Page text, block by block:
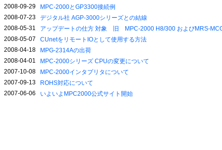
2008-09-29
MPC-2000とGP3300接続例
2008-07-23
デジタル社 AGP-3000シリーズとの結線
2008-05-31
アップデートの仕方 対象 旧 MPC-2000 H8/300 およびMRS-
2008-05-07
CUnetをリモートIOとして使用する方法
2008-04-18
MPG-2314Aの出荷
2008-04-01
MPC-2000シリーズ CPUの変更について
2007-10-08
MPC-2000インタプリタについて
2007-09-13
ROHS対応について
2007-06-06
いよいよMPC2000公式サイト開始